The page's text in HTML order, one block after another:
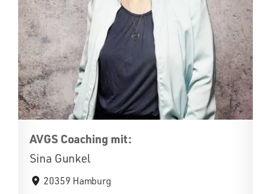
AVGS Coaching mit:
Sina Gunkel
20359 Hamburg